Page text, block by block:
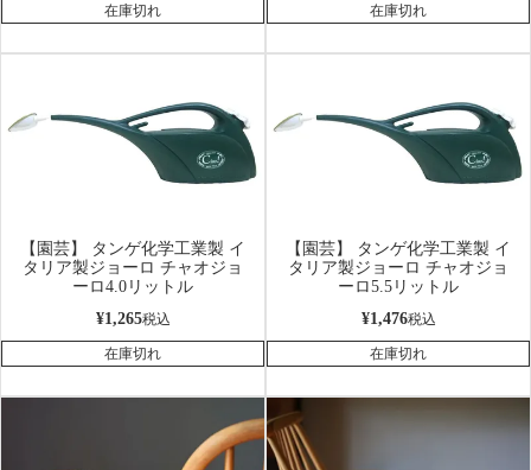
在庫切れ 在庫切れ
【園芸】 タンゲ化学工業製 イ
タリア製ジョーロ チャオジョ
ーロ4.0リットル
¥1,265税込
在庫切れ
【園芸】 タンゲ化学工業製 イ
タリア製ジョーロ チャオジョ
ーロ5.5リットル
¥1,476税込
在庫切れ